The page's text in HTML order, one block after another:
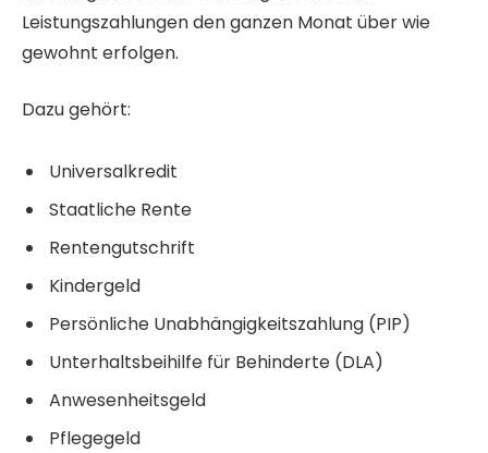
Leistungszahlungen den ganzen Monat über wie
gewohnt erfolgen.
Dazu gehört:
Universalkredit
Staatliche Rente
Rentengutschrift
Kindergeld
Persönliche Unabhängigkeitszahlung (PIP)
Unterhaltsbeihilfe für Behinderte (DLA)
Anwesenheitsgeld
Pflegegeld